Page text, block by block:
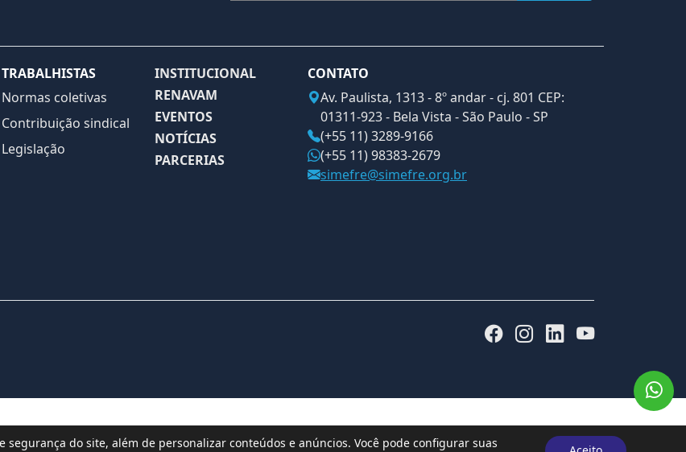
TRABALHISTAS
Normas coletivas
Contribuição sindical
Legislação
INSTITUCIONAL
RENAVAM
EVENTOS
NOTÍCIAS
PARCERIAS
CONTATO
Av. Paulista, 1313 - 8º andar - cj. 801 CEP:
01311-923 - Bela Vista - São Paulo - SP
(+55 11) 3289-9166
(+55 11) 98383-2679
simefre@simefre.org.br
do site, além de personalizar conteúdos e anúncios. Você pode configurar suas